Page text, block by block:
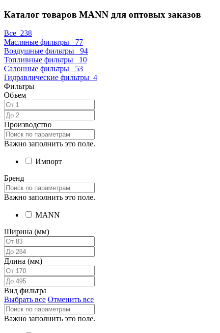
Каталог товаров MANN для оптовых заказов
Все 238
Масляные фильтры 77
Воздушные фильтры 94
Топливные фильтры 10
Салонные фильтры 53
Гидравлические фильтры 4
Фильтры
Объем
Производство
Важно заполнить это поле.
Импорт
Бренд
Важно заполнить это поле.
MANN
Ширина (мм)
Длина (мм)
Вид фильтра
Выбрать все Отменить все
Важно заполнить это поле.